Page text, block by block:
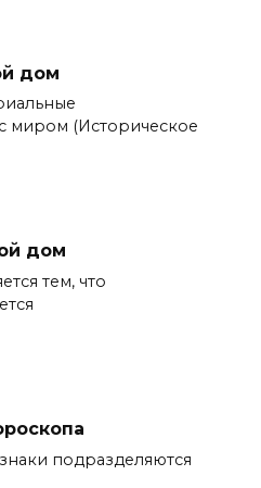
дом
миром (Историческое
дом
тем, что
подразделяются